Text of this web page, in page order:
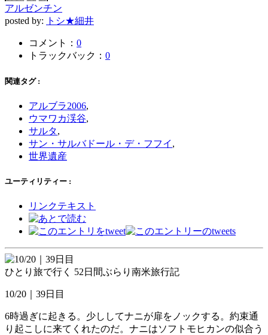
アルゼンチン
posted by:
トシ★細井
コメント： 0
トラックバック： 0
関連タグ :
アルブラ2006,
ウマワカ渓谷,
サルタ,
サン・サルバドール・デ・フフイ ,
世界遺産
ユーティリティー :
リンクテキスト
ひとり旅で行く 52日間ぶらり南米旅行記
10/20｜39日目
6時過ぎに起きる。少ししてナニが扉をノックする。約束通
り起こしに来てくれたのだ。ナニはソフトモヒカンの似合う